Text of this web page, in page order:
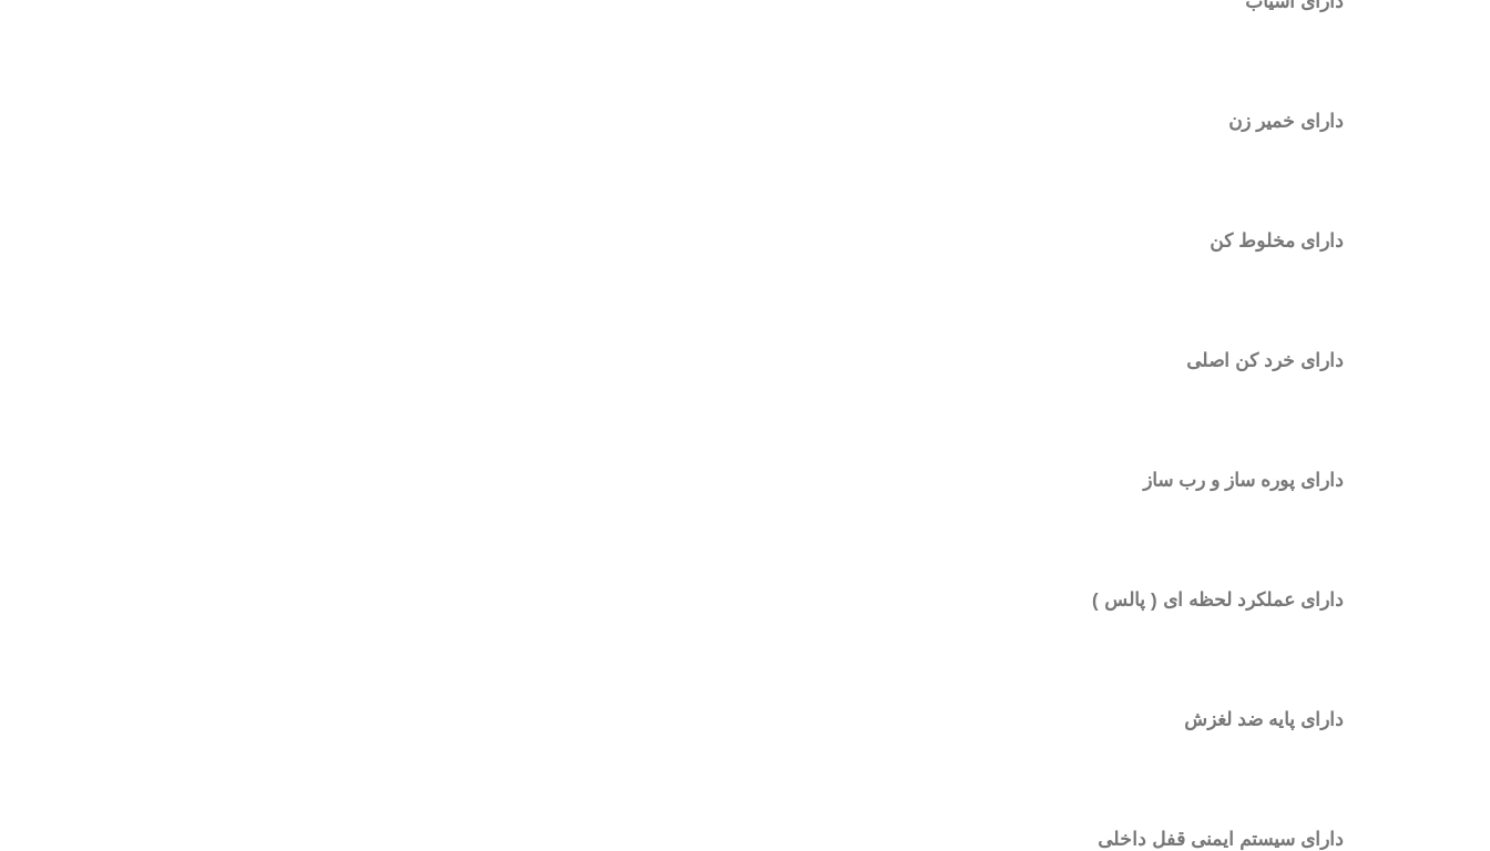
دارای خمیر زن
دارای مخلوط کن
دارای خرد کن اصلی
دارای پوره ساز و رب ساز
دارای عملکرد لحظه ای ( پالس )
دارای پایه ضد لغزش
دارای سیستم ایمنی قفل داخلی